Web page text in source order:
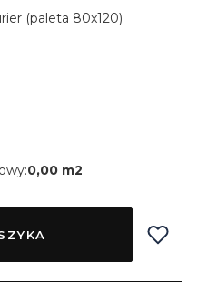
(paleta 80x120)
0,00 m2